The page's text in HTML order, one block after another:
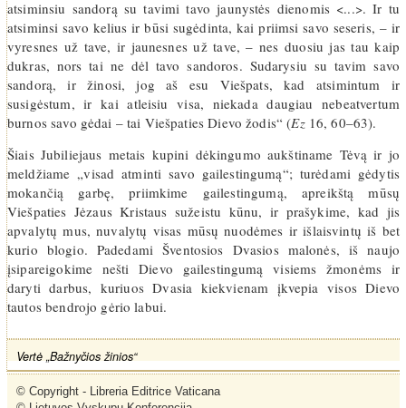
atsiminsiu sandorą su tavimi tavo jaunystės dienomis <...>. Ir tu
atsiminsi savo kelius ir būsi sugėdinta, kai priimsi savo seseris, – ir
vyresnes už tave, ir jaunesnes už tave, – nes duosiu jas tau kaip
dukras, nors tai ne dėl tavo sandoros. Sudarysiu su tavim savo
sandorą, ir žinosi, jog aš esu Viešpats, kad atsimintum ir
susigėstum, ir kai atleisiu visa, niekada daugiau nebeatvertum
burnos savo gėdai – tai Viešpaties Dievo žodis“ (Ez16, 60–63).
Šiais Jubiliejaus metais kupini dėkingumo aukštiname Tėvą ir jo
meldžiame „visad atminti savo gailestingumą“; turėdami gėdytis
mokančią garbę, priimkime gailestingumą, apreikštą mūsų
Viešpaties Jėzaus Kristaus sužeistu kūnu, ir prašykime, kad jis
apvalytų mus, nuvalytų visas mūsų nuodėmes ir išlaisvintų iš bet
kurio blogio. Padedami Šventosios Dvasios malonės, iš naujo
įsipareigokime nešti Dievo gailestingumą visiems žmonėms ir
daryti darbus, kuriuos Dvasia kiekvienam įkvepia visos Dievo
tautos bendrojo gėrio labui.
Vertė „Bažnyčios žinios“
© Copyright - Libreria Editrice Vaticana